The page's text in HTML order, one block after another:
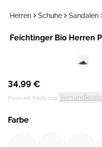
Herren Schuhe Sandalen
Hersteller:
Feichtinger Bio Herren
34,99 €
Preise inkl. MwSt. zzgl.
Farbe